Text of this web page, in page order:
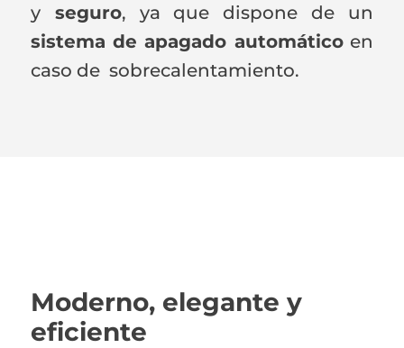
yseguro, ya que dispone de un
sistema de apagado automáticoen
caso de sobrecalentamiento.
Moderno, elegante y
eficiente